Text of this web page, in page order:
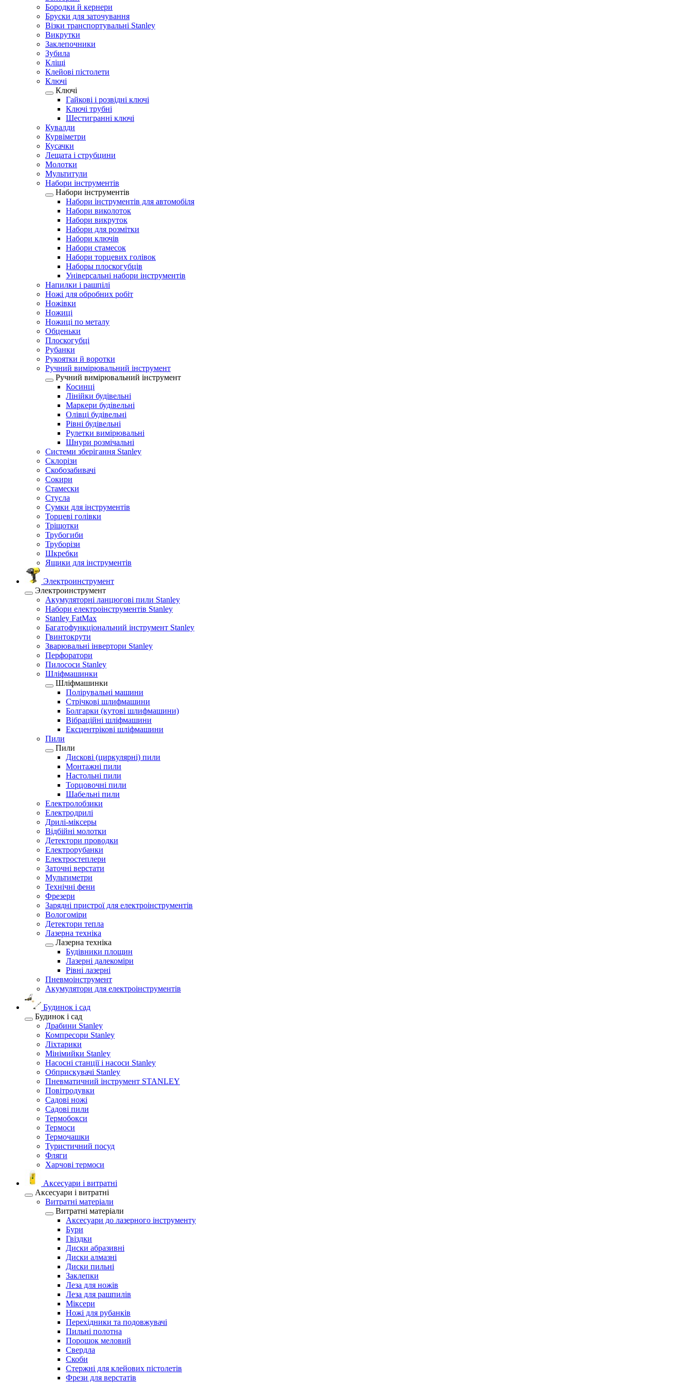
Бородки й кернери
Бруски для заточування
Візки транспортувальні Stanley
Викрутки
Заклепочники
Зубила
Кліщі
Клейові пістолети
Ключі
Ключі
Гайкові і розвідні ключі
Ключі трубні
Шестигранні ключі
Кувалди
Курвіметри
Кусачки
Лещата і струбцини
Молотки
Мультитули
Набори інструментів
Набори інструментів
Набори інструментів для автомобіля
Набори виколоток
Набори викруток
Набори для розмітки
Набори ключів
Набори стамесок
Набори торцевих голівок
Наборы плоскогубців
Універсальні набори інструментів
Напилки і рашпілі
Ножі для обробних робіт
Ножівки
Ножиці
Ножиці по металу
Обценьки
Плоскогубці
Рубанки
Рукоятки й воротки
Ручний вимірювальний інструмент
Ручний вимірювальний інструмент
Косинці
Лінійки будівельні
Маркери будівельні
Олівці будівельні
Рівні будівельні
Рулетки вимірювальні
Шнури розмічальні
Системи зберігання Stanley
Склорізи
Скобозабивачі
Сокири
Стамески
Стусла
Сумки для інструментів
Торцеві голівки
Тріщотки
Трубогиби
Труборізи
Шкребки
Ящики для інструментів
Электроинструмент
Электроинструмент
Акумуляторні ланцюгові пили Stanley
Набори електроінструментів Stanley
Stanley FatMax
Багатофункціональний інструмент Stanley
Гвинтокрути
Зварювальні інвертори Stanley
Перфоратори
Пилососи Stanley
Шліфмашинки
Шліфмашинки
Полірувальні машини
Стрічкові шлифмашини
Болгарки (кутові шлифмашини)
Вібраційні шліфмашини
Ексцентрікові шліфмашини
Пили
Пили
Дискові (циркулярні) пили
Монтажні пили
Настольні пили
Торцовочні пили
Шабельні пили
Електролобзики
Електродрилі
Дрилі-міксеры
Відбійні молотки
Детектори проводки
Електрорубанки
Електростеплери
Заточні верстати
Мультиметри
Технічні фени
Фрезери
Зарядні пристрої для електроінструментів
Вологоміри
Детектори тепла
Лазерна техніка
Лазерна техніка
Будівники площин
Лазерні далекоміри
Рівні лазерні
Пневмоінструмент
Акумулятори для електроінструментів
Будинок і сад
Будинок і сад
Драбини Stanley
Компресори Stanley
Ліхтарики
Мінімийки Stanley
Насосні станції і насоси Stanley
Обприскувачі Stanley
Пневматичний інструмент STANLEY
Повітродувки
Садові ножі
Садові пили
Термобокси
Термоси
Термочашки
Туристичний посуд
Фляги
Харчові термоси
Аксесуари і витратні
Аксесуари і витратні
Витратні матеріали
Витратні матеріали
Аксесуари до лазерного інструменту
Бури
Гвіздки
Диски абразивні
Диски алмазні
Диски пильні
Заклепки
Леза для ножів
Леза для рашпилів
Міксери
Ножі для рубанків
Перехідники та подовжувачі
Пильні полотна
Порошок меловий
Свердла
Скоби
Стержні для клейових пістолетів
Фрези для верстатів